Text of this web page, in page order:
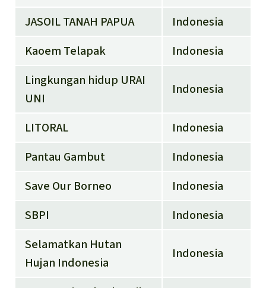
JASOIL TANAH PAPUA
Indonesia
Kaoem Telapak
Indonesia
Lingkungan hidup URAI
UNI
Indonesia
LITORAL
Indonesia
Pantau Gambut
Indonesia
Save Our Borneo
Indonesia
SBPI
Indonesia
Selamatkan Hutan
Hujan Indonesia
Indonesia